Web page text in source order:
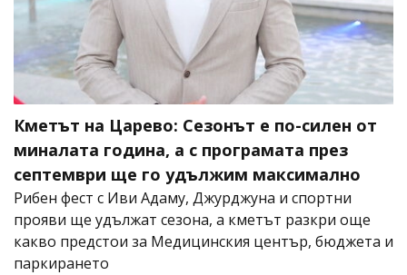
Кметът на Царево: Сезонът е по-силен от
миналата година, а с програмата през
септември ще го удължим максимално
Рибен фест с Иви Адаму, Джурджуна и спортни
прояви ще удължат сезона, а кметът разкри още
какво предстои за Медицинския център, бюджета и
паркирането